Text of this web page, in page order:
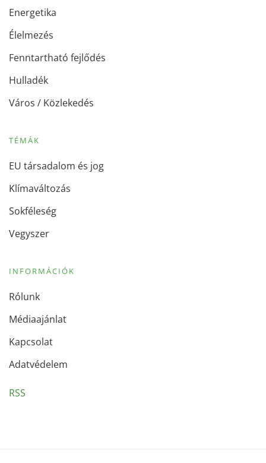
Energetika
Élelmezés
Fenntartható fejlődés
Hulladék
Város / Közlekedés
TÉMÁK
EU társadalom és jog
Klímaváltozás
Sokféleség
Vegyszer
INFORMÁCIÓK
Rólunk
Médiaajánlat
Kapcsolat
Adatvédelem
RSS